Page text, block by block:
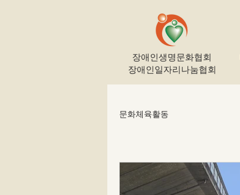
장애인생명문화협회
​장애인일자리나눔협회
문화체육활동